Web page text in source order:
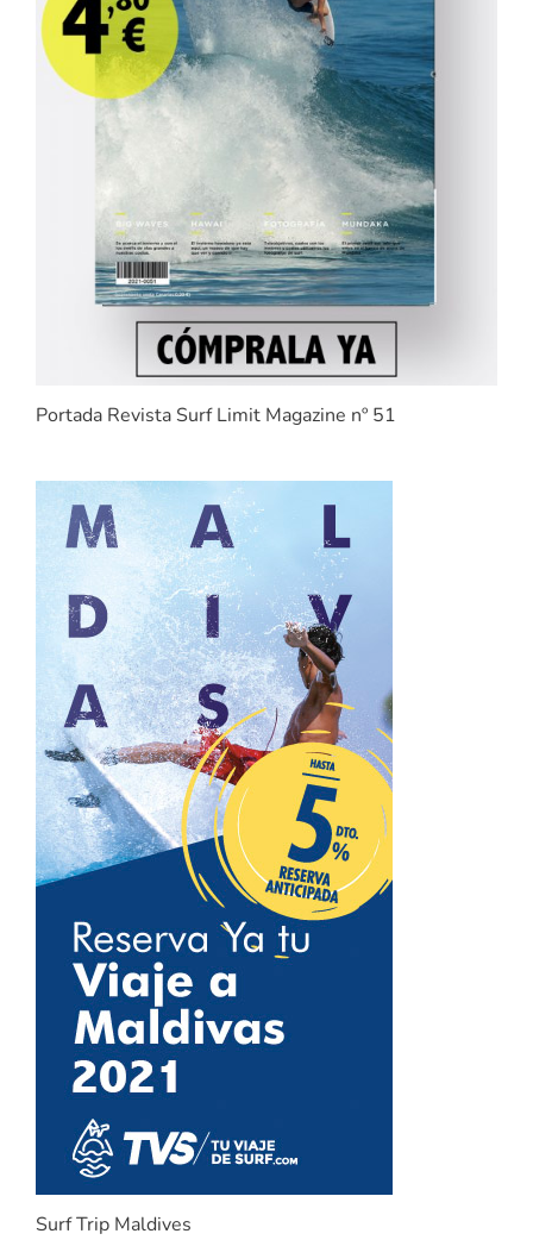
Portada Revista Surf Limit Magazine nº 51
Surf Trip Maldives